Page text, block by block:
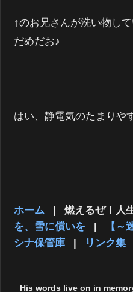
↑のお兄さんが洗い物し
だめだお♪
はい、静電気のたまりや
ホーム | 燃えるぜ！人
を、雪に償いを
|
【
シナ保管庫
| リンク集
His words live on in